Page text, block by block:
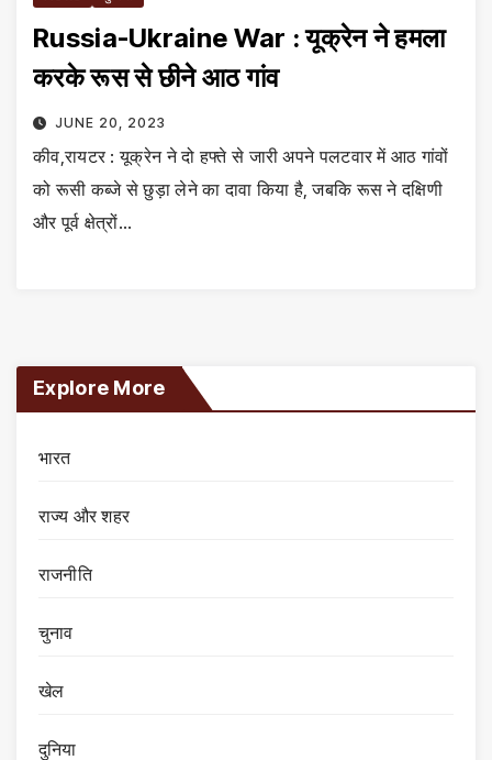
Russia-Ukraine War : यूक्रेन ने हमला
करके रूस से छीने आठ गांव
JUNE 20, 2023
कीव,रायटर : यूक्रेन ने दो हफ्ते से जारी अपने पलटवार में आठ गांवों
को रूसी कब्जे से छुड़ा लेने का दावा किया है, जबकि रूस ने दक्षिणी
और पूर्व क्षेत्रों…
Explore More
भारत
राज्य और शहर
राजनीति
चुनाव
खेल
दुनिया